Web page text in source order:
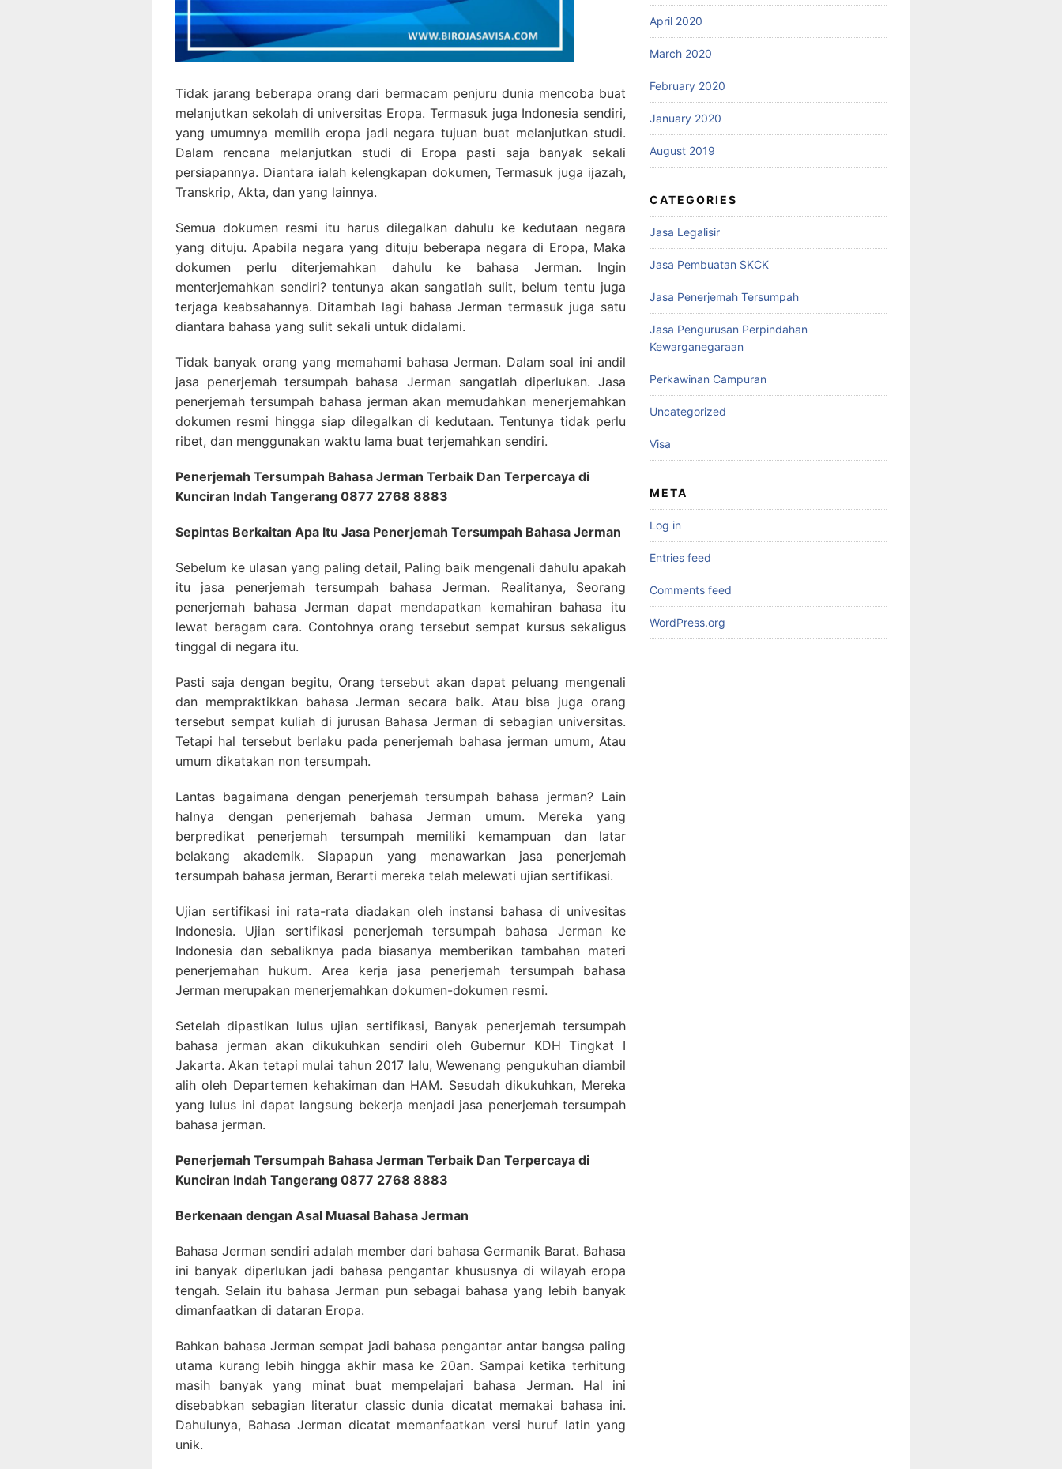
Tidak jarang beberapa orang dari bermacam penjuru dunia mencoba buat
melanjutkan sekolah di universitas Eropa. Termasuk juga Indonesia sendiri,
yang umumnya memilih eropa jadi negara tujuan buat melanjutkan studi.
Dalam rencana melanjutkan studi di Eropa pasti saja banyak sekali
persiapannya. Diantara ialah kelengkapan dokumen, Termasuk juga ijazah,
Transkrip, Akta, dan yang lainnya.
Semua dokumen resmi itu harus dilegalkan dahulu ke kedutaan negara
yang dituju. Apabila negara yang dituju beberapa negara di Eropa, Maka
dokumen perlu diterjemahkan dahulu ke bahasa Jerman. Ingin
menterjemahkan sendiri? tentunya akan sangatlah sulit, belum tentu juga
terjaga keabsahannya. Ditambah lagi bahasa Jerman termasuk juga satu
diantara bahasa yang sulit sekali untuk didalami.
Tidak banyak orang yang memahami bahasa Jerman. Dalam soal ini andil
jasa penerjemah tersumpah bahasa Jerman sangatlah diperlukan. Jasa
penerjemah tersumpah bahasa jerman akan memudahkan menerjemahkan
dokumen resmi hingga siap dilegalkan di kedutaan. Tentunya tidak perlu
ribet, dan menggunakan waktu lama buat terjemahkan sendiri.
Penerjemah Tersumpah Bahasa Jerman Terbaik Dan Terpercaya di
Kunciran Indah Tangerang 0877 2768 8883
Sepintas Berkaitan Apa Itu Jasa Penerjemah Tersumpah Bahasa Jerman
Sebelum ke ulasan yang paling detail, Paling baik mengenali dahulu apakah
itu jasa penerjemah tersumpah bahasa Jerman. Realitanya, Seorang
penerjemah bahasa Jerman dapat mendapatkan kemahiran bahasa itu
lewat beragam cara. Contohnya orang tersebut sempat kursus sekaligus
tinggal di negara itu.
Pasti saja dengan begitu, Orang tersebut akan dapat peluang mengenali
dan mempraktikkan bahasa Jerman secara baik. Atau bisa juga orang
tersebut sempat kuliah di jurusan Bahasa Jerman di sebagian universitas.
Tetapi hal tersebut berlaku pada penerjemah bahasa jerman umum, Atau
umum dikatakan non tersumpah.
Lantas bagaimana dengan penerjemah tersumpah bahasa jerman? Lain
halnya dengan penerjemah bahasa Jerman umum. Mereka yang
berpredikat penerjemah tersumpah memiliki kemampuan dan latar
belakang akademik. Siapapun yang menawarkan jasa penerjemah
tersumpah bahasa jerman, Berarti mereka telah melewati ujian sertifikasi.
Ujian sertifikasi ini rata-rata diadakan oleh instansi bahasa di univesitas
Indonesia. Ujian sertifikasi penerjemah tersumpah bahasa Jerman ke
Indonesia dan sebaliknya pada biasanya memberikan tambahan materi
penerjemahan hukum. Area kerja jasa penerjemah tersumpah bahasa
Jerman merupakan menerjemahkan dokumen-dokumen resmi.
Setelah dipastikan lulus ujian sertifikasi, Banyak penerjemah tersumpah
bahasa jerman akan dikukuhkan sendiri oleh Gubernur KDH Tingkat I
Jakarta. Akan tetapi mulai tahun 2017 lalu, Wewenang pengukuhan diambil
alih oleh Departemen kehakiman dan HAM. Sesudah dikukuhkan, Mereka
yang lulus ini dapat langsung bekerja menjadi jasa penerjemah tersumpah
bahasa jerman.
Penerjemah Tersumpah Bahasa Jerman Terbaik Dan Terpercaya di
Kunciran Indah Tangerang 0877 2768 8883
Berkenaan dengan Asal Muasal Bahasa Jerman
Bahasa Jerman sendiri adalah member dari bahasa Germanik Barat. Bahasa
ini banyak diperlukan jadi bahasa pengantar khususnya di wilayah eropa
tengah. Selain itu bahasa Jerman pun sebagai bahasa yang lebih banyak
dimanfaatkan di dataran Eropa.
Bahkan bahasa Jerman sempat jadi bahasa pengantar antar bangsa paling
utama kurang lebih hingga akhir masa ke 20an. Sampai ketika terhitung
masih banyak yang minat buat mempelajari bahasa Jerman. Hal ini
disebabkan sebagian literatur classic dunia dicatat memakai bahasa ini.
Dahulunya, Bahasa Jerman dicatat memanfaatkan versi huruf latin yang
unik.
April 2020
March 2020
February 2020
January 2020
August 2019
CATEGORIES
Jasa Legalisir
Jasa Pembuatan SKCK
Jasa Penerjemah Tersumpah
Jasa Pengurusan Perpindahan
Kewarganegaraan
Perkawinan Campuran
Uncategorized
Visa
META
Log in
Entries feed
Comments feed
WordPress.org